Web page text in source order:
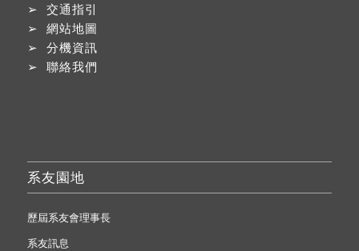
➢ 交通指引
➢ 網站地圖
➢ 分機資訊
➢ 聯絡我們
系友園地
歷屆系友會理事長
系友訊息